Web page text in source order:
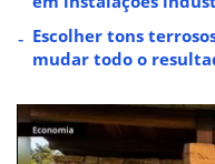
Escolher tons
mudar todo o